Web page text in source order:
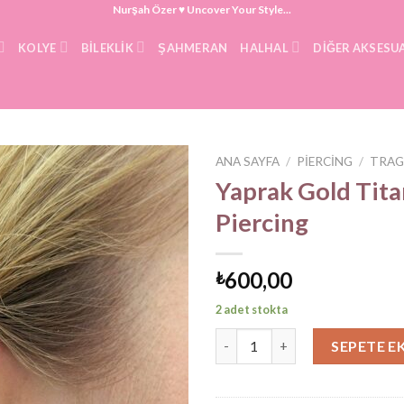
Nurşah Özer ♥ Uncover Your Style...
KOLYE BILEKLIK ŞAHMERAN HALHAL DIĞER
ANA SAYFA / PIERCING /
Yaprak Gold
Piercing
₺600,00
2 adet stokta
SEPETE